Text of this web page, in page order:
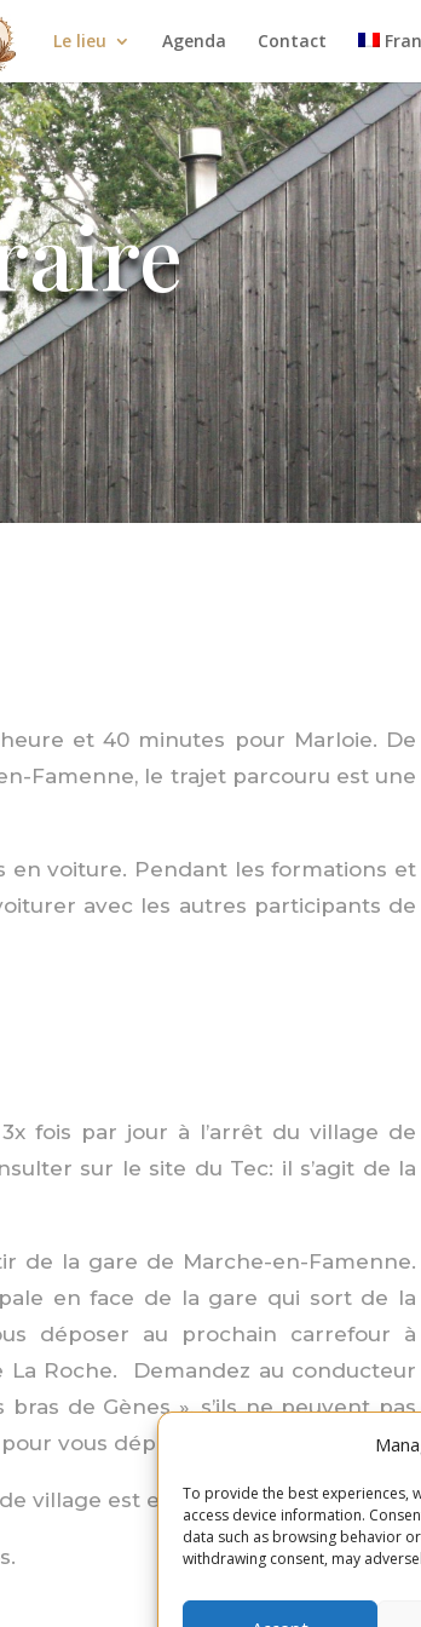
To provide the best experiences,
access device information.
data such as browsing behavior
withdrawing consent, may
Le lieu Agenda Contact
et 40 minutes pour Marloie. De
Famenne, le trajet parcouru est une
en voiture. Pendant les formations et
avec les autres participants de
fois par jour à l’arrêt du village de
sur le site du Tec: il s’agit de la
de la gare de Marche-en-Famenne.
en face de la gare qui sort de la
déposer au prochain carrefour à
Roche. Demandez au conducteur
de Gènes », s’ils ne peuvent pas
vous déposer.
village est environ 20 minutes.